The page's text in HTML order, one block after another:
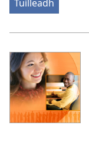
Tuilleadh